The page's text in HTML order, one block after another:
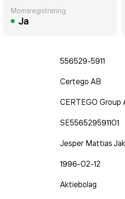
Momsregistrering
Ja
556529-5911
Certego AB
CERTEGO Group
SE556529591101
Jesper Mattias
1996-02-12
Aktiebolag